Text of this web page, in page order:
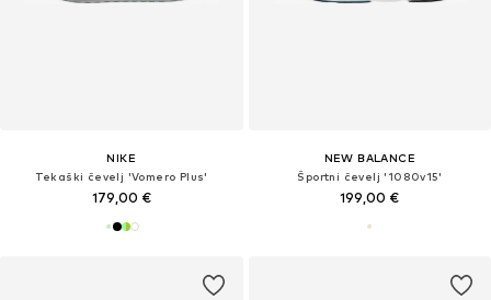
NIKE
Tekaški čevelj 'Vomero Plus'
179,00 €
NEW BALANCE
Športni čevelj '1080v15'
199,00 €